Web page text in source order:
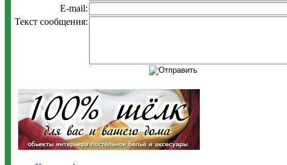
E-mail:
Текст сообщения: